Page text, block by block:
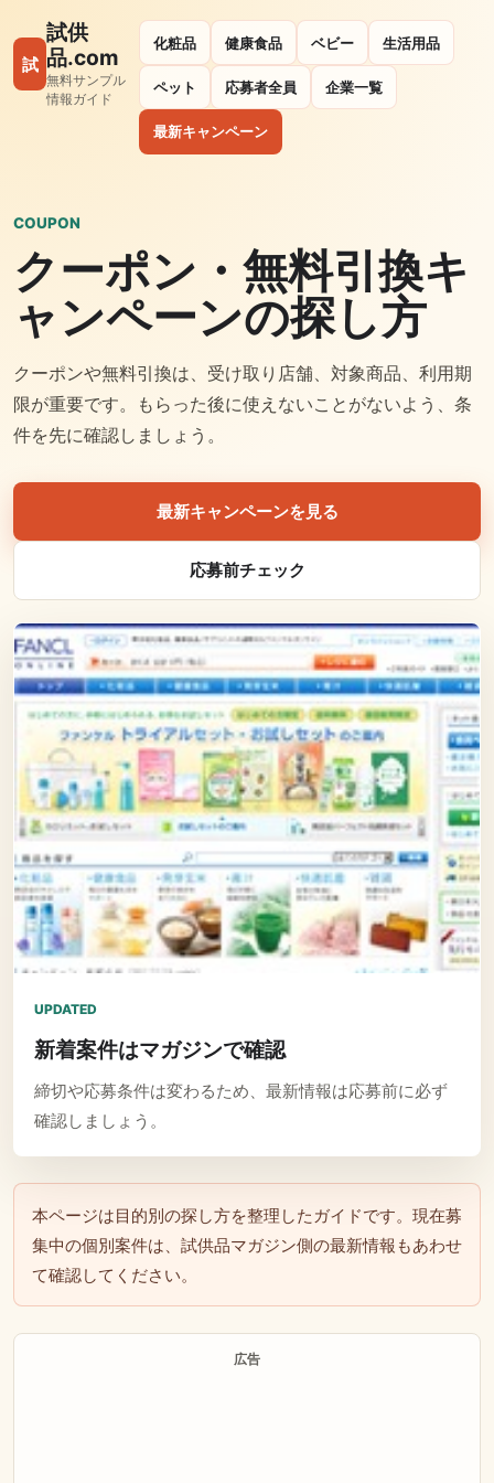
試
試供
品.com
無料サンプル
情報ガイド
化粧品 健康食品 ベビー 生活用品
ペット 応募者全員 企業一覧
最新キャンペーン
COUPON
クーポン・無料引換キ
ャンペーンの探し方
クーポンや無料引換は、受け取り店舗、対象商品、利用期
限が重要です。もらった後に使えないことがないよう、条
件を先に確認しましょう。
最新キャンペーンを見る
応募前チェック
UPDATED
新着案件はマガジンで確認
締切や応募条件は変わるため、最新情報は応募前に必ず
確認しましょう。
本ページは目的別の探し方を整理したガイドです。現在募
集中の個別案件は、試供品マガジン側の最新情報もあわせ
て確認してください。
広告